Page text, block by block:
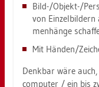
Bild-/Ob­jekt-/
von
men­hän­ge
Mit Hän­den/
Denk­bar wäre
com­pu­ter / ein bis